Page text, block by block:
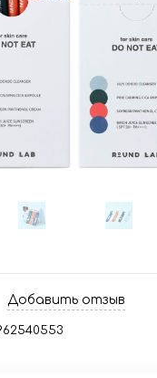
Добавить отзыв